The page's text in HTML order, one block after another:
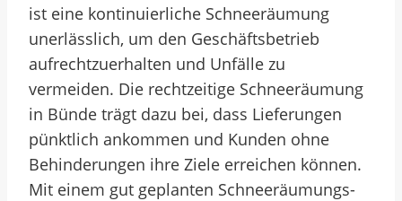
ist eine kontinuierliche Schneeräumung
unerlässlich, um den Geschäftsbetrieb
aufrechtzuerhalten und Unfälle zu
vermeiden. Die rechtzeitige Schneeräumung
in Bünde trägt dazu bei, dass Lieferungen
pünktlich ankommen und Kunden ohne
Behinderungen ihre Ziele erreichen können.
Mit einem gut geplanten Schneeräumungs-